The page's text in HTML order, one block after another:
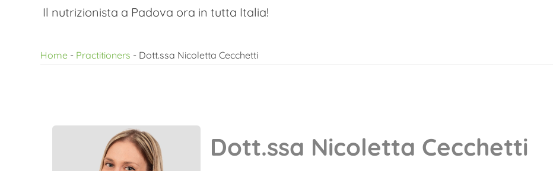
Il nutrizionista a Padova ora in tutta Italia!
Home - Practitioners - Dott.ssa Nicoletta Cecchetti
Dott.ssa Nicoletta Cecchetti